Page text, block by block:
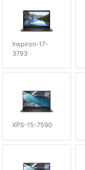
Inspiron-17-
3793
XPS-15-7590